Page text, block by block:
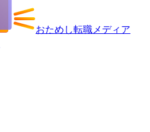
おためし転職メディア